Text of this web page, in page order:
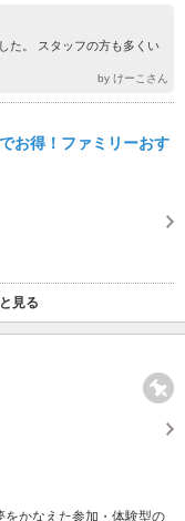
た。 スタッフの方も多くい
by けーこさん
お得！ファミリーおす
見る
かなえた参加・体験型の